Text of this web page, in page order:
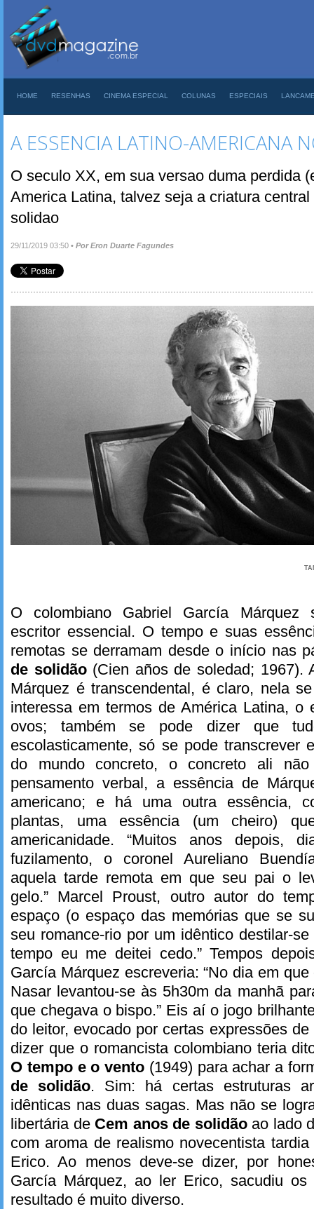
HOME RESENHAS CINEMA ESPECIAL COLUNAS ESPECIAIS
A ESSENCIA LATINO-AMERICANA
O seculo XX, em sua versao duma perdida
America Latina, talvez seja a criatura
solidao
29/11/2019 03:50 • Por Eron Duarte Fagundes
O colombiano Gabriel García Márquez
escritor essencial. O tempo e suas
remotas se derramam desde o início nas
de solidão (Cien años de soledad; 1967).
Márquez é transcendental, é claro, nela
interessa em termos de América Latina, o
ovos; também se pode dizer que
escolasticamente, só se pode transcrever
do mundo concreto, o concreto ali
pensamento verbal, a essência de
americano; e há uma outra essência,
plantas, uma essência (um cheiro)
americanidade. “Muitos anos depois,
fuzilamento, o coronel Aureliano
aquela tarde remota em que seu pai o
gelo.” Marcel Proust, outro autor do
espaço (o espaço das memórias que se
seu romance-rio por um idêntico destilar-
tempo eu me deitei cedo.” Tempos
García Márquez escreveria: “No dia em
Nasar levantou-se às 5h30m da manhã
que chegava o bispo.” Eis aí o jogo
do leitor, evocado por certas expressões
dizer que o romancista colombiano teria
O tempo e o vento (1949) para achar a
de solidão. Sim: há certas estruturas
idênticas nas duas sagas. Mas não se
libertária de Cem anos de solidão ao lado
com aroma de realismo novecentista
Erico. Ao menos deve-se dizer, por
García Márquez, ao ler Erico, sacudiu
resultado é muito diverso.